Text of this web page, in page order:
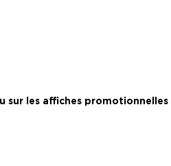
sur les affiches promotionnelles